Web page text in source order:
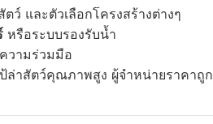
ว์ และตัวเลือกโครงสร้างต่างๆ
หรือระบบรองรับน้ำ
วามร่วมมือ
ล่าสัตว์คุณภาพสูง ผู้จำหน่ายราคาถูก